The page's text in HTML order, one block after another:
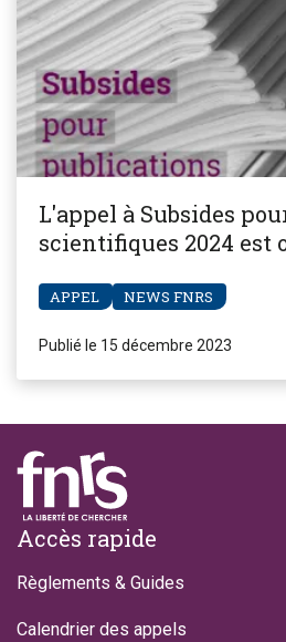
L'appel à Subsides
scientifiques 2024 est
APPEL NEWS FNRS
Publié le 15 décembre 2023
Footer
Accès rapide
Règlements & Guides
Calendrier des appels